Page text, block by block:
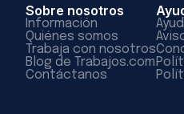
Sobre nosotros
Información
Quiénes somos
Trabaja con nosotros
Blog de Trabajos.com
Contáctanos